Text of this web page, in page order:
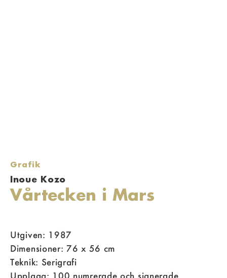
Grafik
Inoue Kozo
Vårtecken i Mars
Utgiven: 1987
Dimensioner: 76 x 56 cm
Teknik: Serigrafi
Upplaga: 100 numrerade och signerade